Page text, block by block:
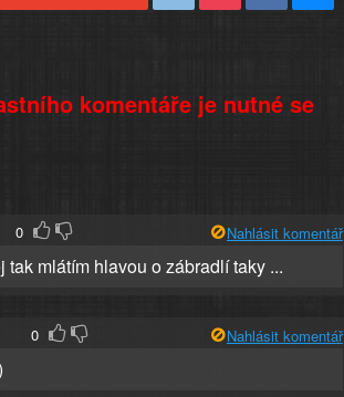
komentáře je nutné se
0 Nahlásit komentář
mlátím hlavou o zábradlí taky ...
0 Nahlásit komentář